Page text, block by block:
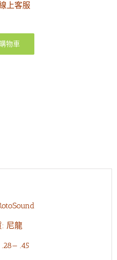
上客服
物車
: 尼龍
.45